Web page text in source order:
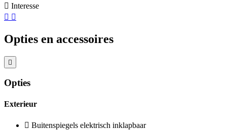
Interesse
Opties en accessoires
Opties
Exterieur
Buitenspiegels elektrisch inklapbaar